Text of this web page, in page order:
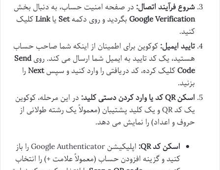
شروع فرآیند اتصال: در صفحه امنیت حساب، به دنبال بخش
Google Verificationبگردید و روی دکمهSet یاLinkکلیک
کنید.
تایید ایمیل:کوکوین برای اطمینان از اینکه شما صاحب حساب
هستید، یک کد تایید به ایمیل شما ارسال می کند. رویSend
Codeکلیک کرده، کد دریافتی را وارد کنید و سپسNextرا
بزنید.
اسکن QR کد یا وارد کردن دستی کلید:
در این مرحله، کوکوین
یک کد QR و یک کلید پشتیبان (معمولاً یک رشته طولانی از
حروف و اعداد) را نمایش می دهد.
اسکن کد QR:
اپلیکیشن Google Authenticator را باز
کنید و گزینه افزودن حساب (معمولاً علامت +) را انتخاب